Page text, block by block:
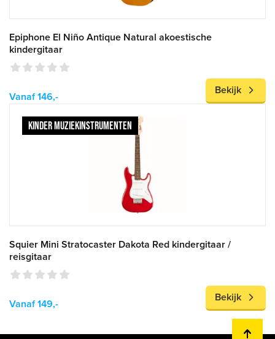
Epiphone El Niño Antique Natural akoestische
kindergitaar
Vanaf 146,-
Bekijk
KINDER MUZIEKINSTRUMENTEN
Squier Mini Stratocaster Dakota Red kindergitaar /
reisgitaar
Vanaf 149,-
Bekijk